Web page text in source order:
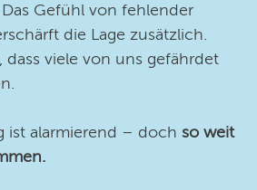
Gefühl von fehlender
die Lage zusätzlich.
dass viele von uns gefährdet
ist alarmierend – doch so weit